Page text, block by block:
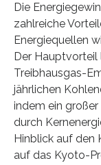
Die
zahlreiche
Energiequellen
Der Hauptvorteil
Treibhausgas-
jährlichen
indem ein
durch
Hinblick auf den
auf das Kyoto-